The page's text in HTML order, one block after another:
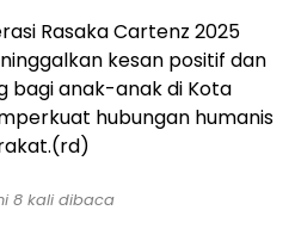
Rasaka Cartenz 2025
kesan positif dan
bagi anak-anak di Kota
hubungan humanis
8 kali dibaca